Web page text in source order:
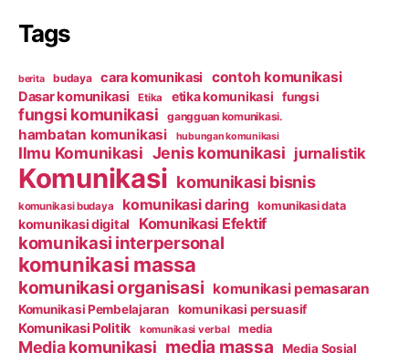
Tags
berita budaya cara komunikasi contoh komunikasi
Dasar komunikasi Etika etika komunikasi fungsi
fungsi komunikasi gangguan komunikasi.
hambatan komunikasi hubungan komunikasi
Ilmu Komunikasi Jenis komunikasi jurnalistik
Komunikasi komunikasi bisnis
komunikasi budaya komunikasi daring komunikasi data
komunikasi digital Komunikasi Efektif
komunikasi interpersonal
komunikasi massa
komunikasi organisasi komunikasi pemasaran
Komunikasi Pembelajaran komunikasi persuasif
Komunikasi Politik komunikasi verbal media
Media komunikasi media massa Media Sosial